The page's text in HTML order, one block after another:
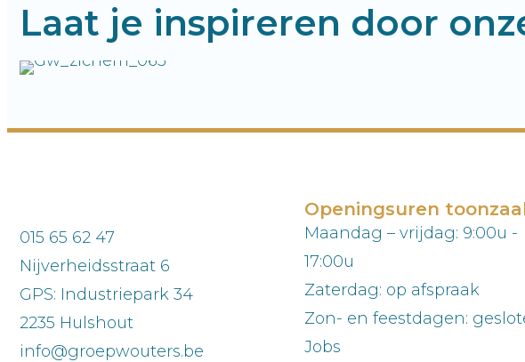
Laat je inspireren door
015 65 62 47
Nijverheidsstraat 6
GPS: Industriepark 34
2235 Hulshout
info@groepwouters.be
Openingsuren
Maandag – vrijdag: 9:00u -
17:00u
Zaterdag: op afspraak
Zon- en feestdagen:
Jobs